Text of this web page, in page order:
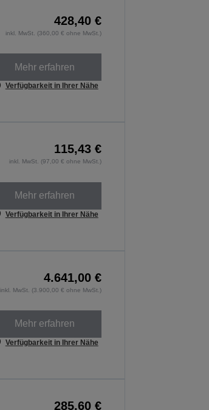
428,40 €
inkl. MwSt. (360,00 € ohne MwSt.)
Mehr erfahren
Verfügbarkeit in Ihrer Nähe
115,43 €
inkl. MwSt. (97,00 € ohne MwSt.)
Mehr erfahren
Verfügbarkeit in Ihrer Nähe
4.641,00 €
inkl. MwSt. (3.900,00 € ohne MwSt.)
Mehr erfahren
Verfügbarkeit in Ihrer Nähe
285,60 €